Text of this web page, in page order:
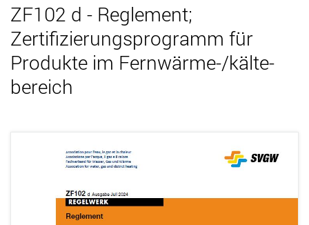
ZF102 d - Reglement;
Zertifizierungsprogramm für
Produkte im Fernwärme-/kälte-
bereich